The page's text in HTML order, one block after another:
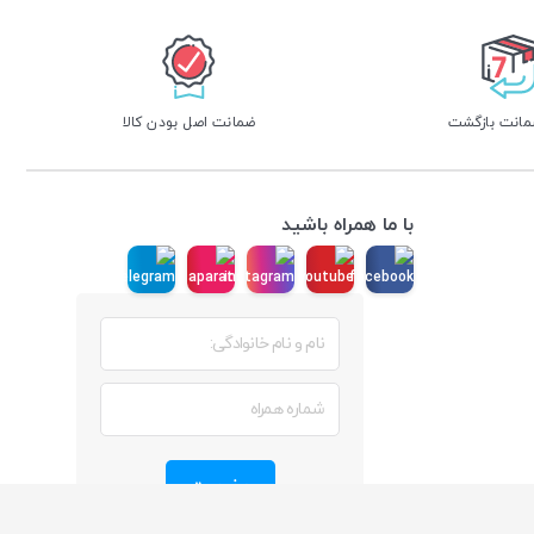
ضمانت اصل بودن کالا
عضویت
با ما همراه باشید